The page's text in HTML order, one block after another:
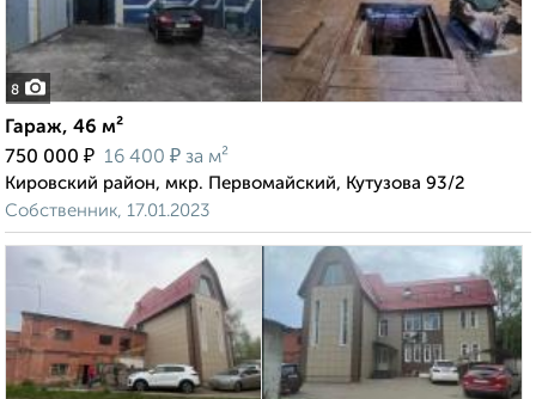
8
Гараж, 46 м²
750 000 ₽ 16 400 ₽ за м²
Кировский район, мкр. Первомайский, Кутузова 93/2
Собственник, 17.01.2023